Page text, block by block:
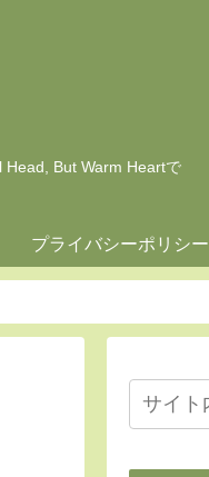
Head, But Warm Heartで
プライバシーポリシー